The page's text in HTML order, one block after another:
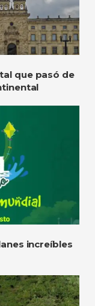
que pasó de
increíbles